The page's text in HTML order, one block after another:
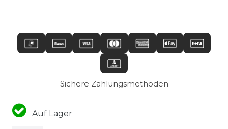
Sichere Zahlungsmethoden
Auf Lager